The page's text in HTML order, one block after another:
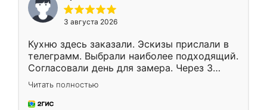
3 августа 2026
Кухню здесь заказали. Эскизы прислали в
телеграмм. Выбрали наиболее подходящий.
Согласовали день для замера. Через 3
недели кухня была уже готова. Остались
довольны работой. Спасибо Ренессанс
мебель за качественную работу!
Читать полностью